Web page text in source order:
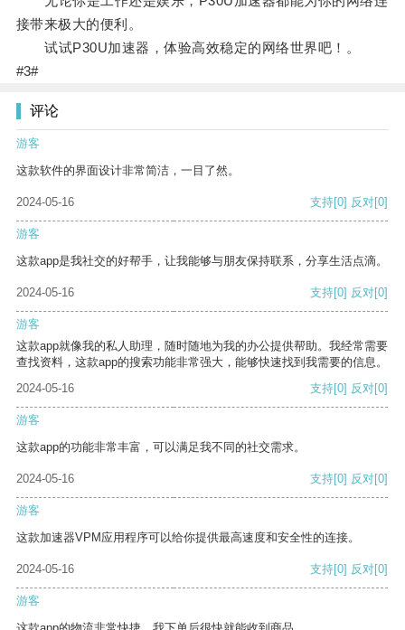
接带来极大的便利。
试试P30U加速器，体验高效稳定的网络世界吧！。
#3#
评论
游客
这款软件的界面设计非常简洁，一目了然。
2024-05-16 支持[0] 反对[0]
游客
这款app是我社交的好帮手，让我能够与朋友保持联系，分享生活点滴。
2024-05-16 支持[0] 反对[0]
游客
这款app就像我的私人助理，随时随地为我的办公提供帮助。我经常需要
查找资料，这款app的搜索功能非常强大，能够快速找到我需要的信息。
2024-05-16
支持[0] 反对[0]
游客
这款app的功能非常丰富，可以满足我不同的社交需求。
2024-05-16 支持[0] 反对[0]
游客
这款加速器VPM应用程序可以给你提供最高速度和安全性的连接。
2024-05-16 支持[0] 反对[0]
游客